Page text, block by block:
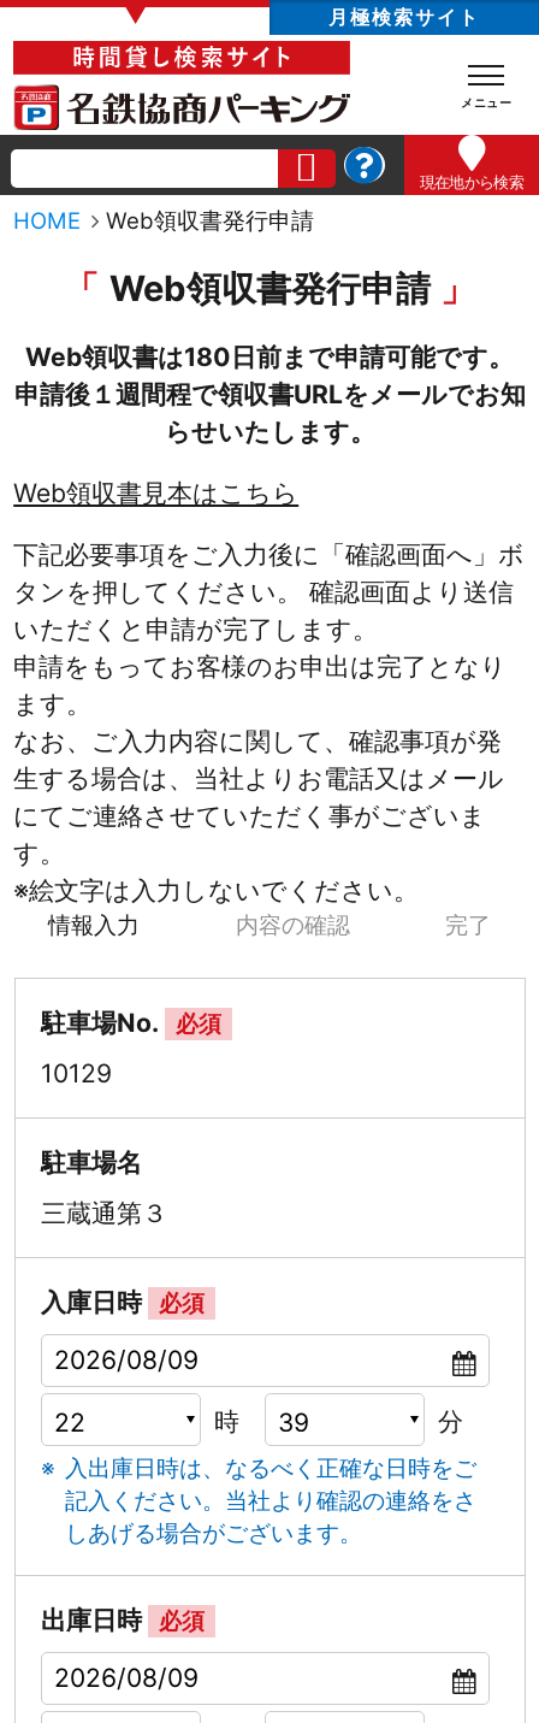
▼ 月極検索サイト
現在地から検索
HOME Web領収書発行申請
Web領収書発行申請
Web領収書は180日前まで申請可能です。
申請後１週間程で領収書URLをメールでお知
らせいたします。
Web領収書見本はこちら
下記必要事項をご入力後に「確認画面へ」ボ
タンを押してください。 確認画面より送信
いただくと申請が完了します。
申請をもってお客様のお申出は完了となり
ます。
なお、ご入力内容に関して、確認事項が発
生する場合は、当社よりお電話又はメール
にてご連絡させていただく事がございま
す。
※絵文字は入力しないでください。
情報入力 内容の確認 完了
駐車場No. 必須
10129
駐車場名
三蔵通第３
入庫日時 必須
時 分
入出庫日時は、なるべく正確な日時をご
記入ください。 当社より確認の連絡をさ
しあげる場合がございます。
出庫日時 必須